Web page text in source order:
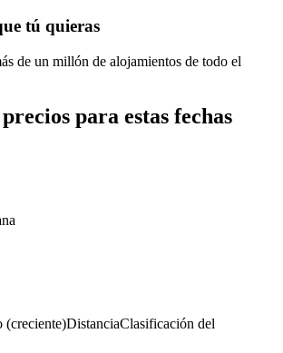
tú quieras
de un millón de alojamientos de todo el
para estas fechas
(creciente)DistanciaClasificación del